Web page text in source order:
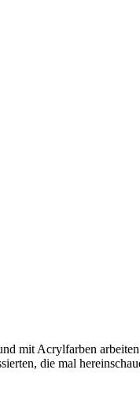
mit Acrylfarben
die mal